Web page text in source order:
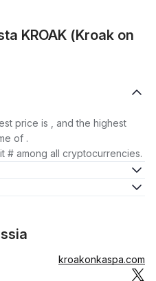
KROAK (Kroak on
price is , and the highest
of .
# among all cryptocurrencies.
kroakonkaspa.com